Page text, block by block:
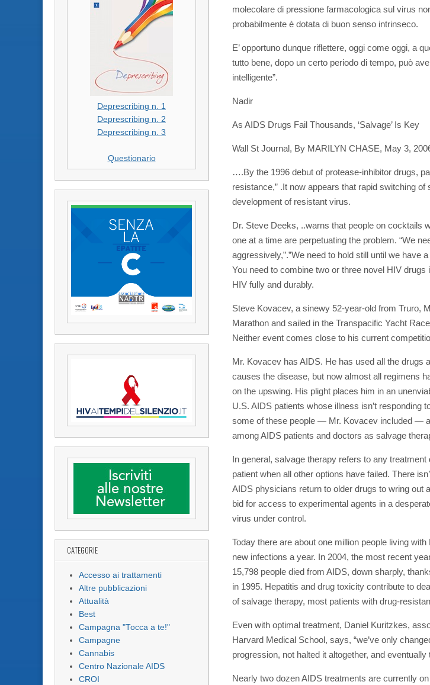
Deprescribing n. 1
Deprescribing n. 2
Deprescribing n. 3
Questionario
CATEGORIE
Accesso ai trattamenti
Altre pubblicazioni
Attualità
Best
Campagna "Tocca a te!"
Campagne
Cannabis
Centro Nazionale AIDS
CROI
molecolare di pressione farmacologica sul virus
probabilmente è dotata di buon senso intrinseco.
E’ opportuno dunque riflettere, oggi come oggi, a
tutto bene, dopo un certo periodo di tempo, può
intelligente”.
Nadir
As AIDS Drugs Fail Thousands, ‘Salvage’ Is Key
Wall St Journal, By MARILYN CHASE, May 3,
….By the 1996 debut of protease-inhibitor drugs,
resistance,” .It now appears that rapid switching of
development of resistant virus.
Dr. Steve Deeks, ..warns that people on cocktails
one at a time are perpetuating the problem. “We
aggressively,”.”We need to hold still until we have
You need to combine two or three novel HIV
HIV fully and durably.
Steve Kovacev, a sinewy 52-year-old from Truro,
Marathon and sailed in the Transpacific Yacht
Neither event comes close to his current
Mr. Kovacev has AIDS. He has used all the drugs
causes the disease, but now almost all regimens
on the upswing. His plight places him in an
U.S. AIDS patients whose illness isn’t responding
some of these people — Mr. Kovacev included —
among AIDS patients and doctors as salvage
In general, salvage therapy refers to any
patient when all other options have failed. There
AIDS physicians return to older drugs to wring out
bid for access to experimental agents in a
virus under control.
Today there are about one million people living
new infections a year. In 2004, the most recent
15,798 people died from AIDS, down sharply,
in 1995. Hepatitis and drug toxicity contribute to
of salvage therapy, most patients with drug-
Even with optimal treatment, Daniel Kuritzkes,
Harvard Medical School, says, “we’ve only
progression, not halted it altogether, and eventually
Nearly two dozen AIDS treatments are currently